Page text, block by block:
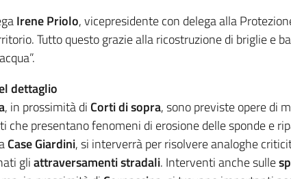
Irene Priolo, vicepresidente con delega alla
Tutto questo grazie alla ricostruzione di briglie e
dettaglio
, in prossimità di Corti di sopra, sono previste opere di
che presentano fenomeni di erosione delle sponde e
Case Giardini, si interverrà per risolvere analoghe
gliattraversamenti stradali. Interventi anche sulle